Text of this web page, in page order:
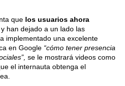
que los usuarios ahora
y han dejado a un lado las
implementado una excelente
en Google “cómo tener presencia
se le mostrará videos como
el internauta obtenga el